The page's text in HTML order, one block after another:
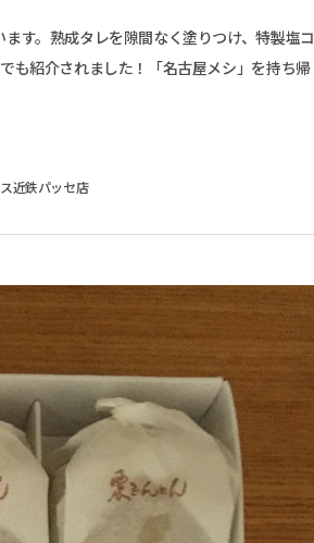
す。熟成タレを隙間なく塗りつけ、特製塩コ
も紹介されました！「名古屋メシ」を持ち帰
近鉄パッセ店